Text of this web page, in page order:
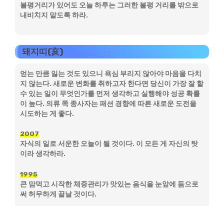
불평거리가 있어도 오늘 하루는 그러한 불평 거리를 밖으로
내비치지 말도록 하라.
돼지띠(亥)
얻는 만큼 잃는 것도 있으니 욕심 부리지 않아야 마음을 다치
지 않는다. 새로운 변화를 취하고자 한다면 당신이 가장 잘 할
수 있는 일이 무엇인가를 먼저 생각하고 실행해야 성공 확률
이 높다. 의류 쪽 종사자는 패션 경향에 따른 새로운 도전을
시도하는 게 좋다.
2007
자식의 일로 서운한 오늘이 될 것이다. 이 모든 게 자신의 탓
이라 생각하라.
1995
큰 맘먹고 시작한 체중관리가 맛있는 음식을 눈앞에 둠으로
써 허무하게 끝날 것이다.